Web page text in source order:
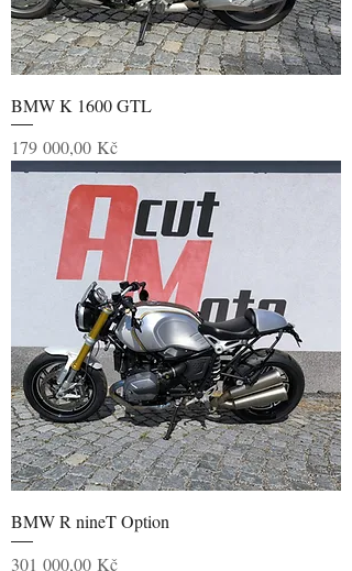
BMW K 1600 GTL
Cena
179 000,00 Kč
BMW R nineT Option
Cena
301 000,00 Kč